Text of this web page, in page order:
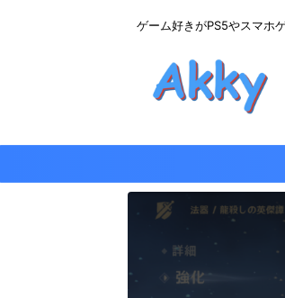
ゲーム好きがPS5やスマホ